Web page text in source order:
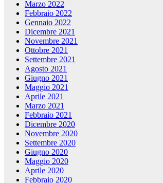
Marzo 2022
Febbraio 2022
Gennaio 2022
Dicembre 2021
Novembre 2021
Ottobre 2021
Settembre 2021
Agosto 2021
Giugno 2021
Maggio 2021
Aprile 2021
Marzo 2021
Febbraio 2021
Dicembre 2020
Novembre 2020
Settembre 2020
Giugno 2020
Maggio 2020
Aprile 2020
Febbraio 2020